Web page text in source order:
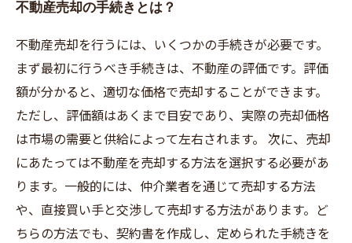
不動産売却の手続きとは？
不動産売却を行うには、いくつかの手続きが必要です。
まず最初に行うべき手続きは、不動産の評価です。評価
額が分かると、適切な価格で売却することができます。
ただし、評価額はあくまで目安であり、実際の売却価格
は市場の需要と供給によって左右されます。 次に、売却
にあたっては不動産を売却する方法を選択する必要があ
ります。一般的には、仲介業者を通じて売却する方法
や、直接買い手と交渉して売却する方法があります。ど
ちらの方法でも、契約書を作成し、定められた手続きを